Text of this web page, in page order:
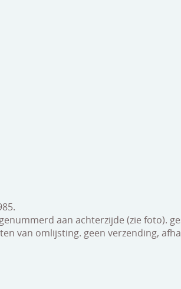
aan achterzijde (zie foto).
van omlijsting. geen verzending,